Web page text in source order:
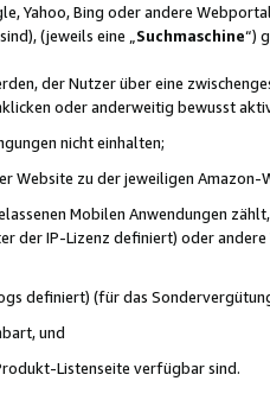
Yahoo, Bing oder andere
(jeweils eine „ Suchmaschine“)
der Nutzer über eine
oder anderweitig bewusst aktiv
nicht einhalten;
zu der jeweiligen
Mobilen Anwendungen
der IP-Lizenz definiert) oder
definiert) (für das
und
Listenseite verfügbar sind.